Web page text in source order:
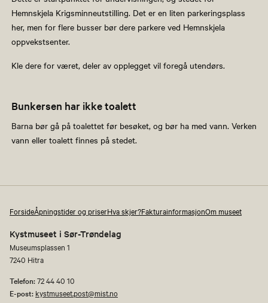
Hemnskjela Krigsminneutstilling. Det er en liten parkeringsplass
her, men for flere busser bør dere parkere ved Hemnskjela
oppvekstsenter.
Kle dere for været, deler av opplegget vil foregå utendørs.
Bunkersen har ikke toalett
Barna bør gå på toalettet før besøket, og bør ha med vann. Verken
vann eller toalett finnes på stedet.
ForsideÅpningstider og priserHva skjer?FakturainformasjonOm museet
Kystmuseet i Sør-Trøndelag
Museumsplassen 1
7240 Hitra
Telefon:72 44 40 10
E-post: kystmuseet.post@mist.no